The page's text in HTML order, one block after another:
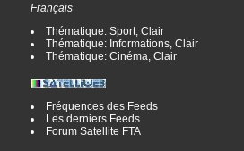
Français
Thématique: Sport, Clair
Thématique: Informations, Clair
Thématique: Cinéma, Clair
Fréquences des Feeds
Les derniers Feeds
Forum Satellite FTA